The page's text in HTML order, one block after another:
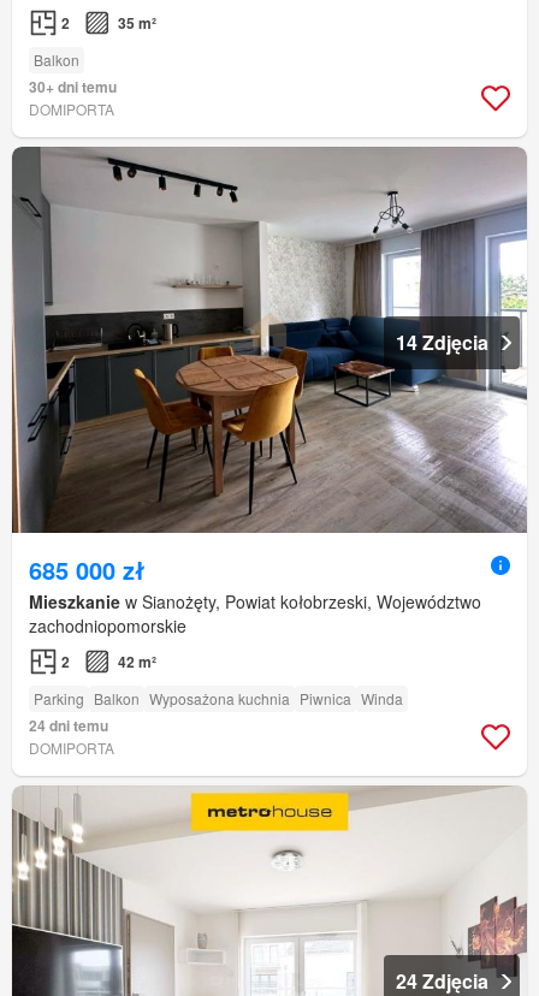
2 35 m²
Balkon
30+ dni temu
DOMIPORTA
14 Zdjęcia
685 000 zł
Mieszkanie w Sianożęty, Powiat kołobrzeski, Województwo
zachodniopomorskie
2 42 m²
Parking Balkon Wyposażona kuchnia Piwnica Winda
24 dni temu
DOMIPORTA
24 Zdjęcia